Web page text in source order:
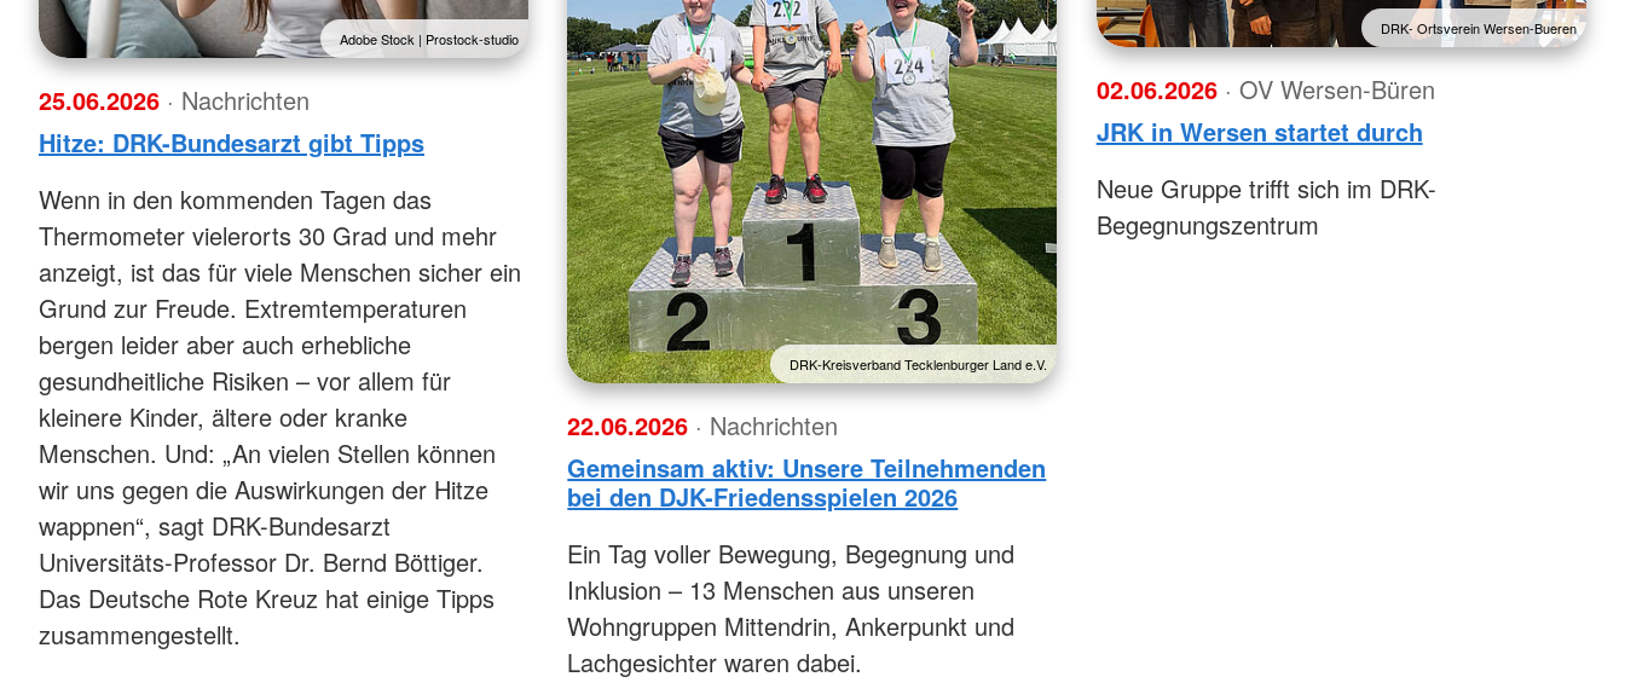
Adobe Stock | Prostock-studio
25.06.2026 · Nachrichten
Hitze: DRK-Bundesarzt gibt Tipps
Wenn in den kommenden Tagen das
Thermometer vielerorts 30 Grad und mehr
anzeigt, ist das für viele Menschen sicher ein
Grund zur Freude. Extremtemperaturen
bergen leider aber auch erhebliche
gesundheitliche Risiken – vor allem für
kleinere Kinder, ältere oder kranke
Menschen. Und: „An vielen Stellen können
wir uns gegen die Auswirkungen der Hitze
wappnen“, sagt DRK-Bundesarzt
Universitäts-Professor Dr. Bernd Böttiger.
Das Deutsche Rote Kreuz hat einige Tipps
zusammengestellt.
DRK-Kreisverband Tecklenburger Land e.V.
22.06.2026 · Nachrichten
Gemeinsam aktiv: Unsere Teilnehmenden
bei den DJK-Friedensspielen 2026
Ein Tag voller Bewegung, Begegnung und
Inklusion – 13 Menschen aus unseren
Wohngruppen Mittendrin, Ankerpunkt und
Lachgesichter waren dabei.
DRK- Ortsverein Wersen-Bueren
02.06.2026 · OV Wersen-Büren
JRK in Wersen startet durch
Neue Gruppe trifft sich im DRK-
Begegnungszentrum